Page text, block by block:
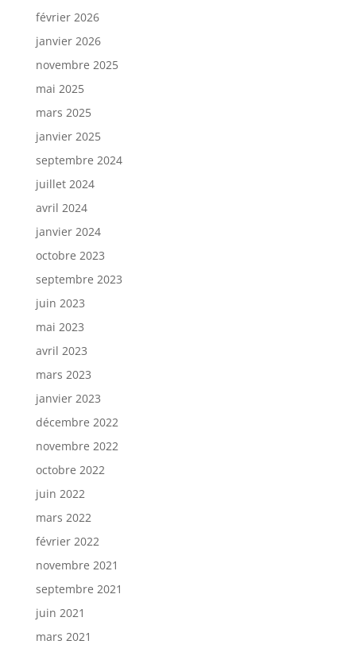
février 2026
janvier 2026
novembre 2025
mai 2025
mars 2025
janvier 2025
septembre 2024
juillet 2024
avril 2024
janvier 2024
octobre 2023
septembre 2023
juin 2023
mai 2023
avril 2023
mars 2023
janvier 2023
décembre 2022
novembre 2022
octobre 2022
juin 2022
mars 2022
février 2022
novembre 2021
septembre 2021
juin 2021
mars 2021